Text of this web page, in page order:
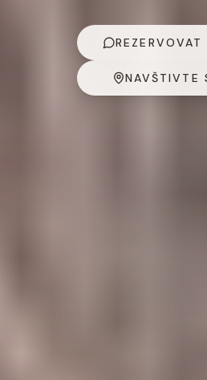
REZERVOVAT
NAVŠTIVTE